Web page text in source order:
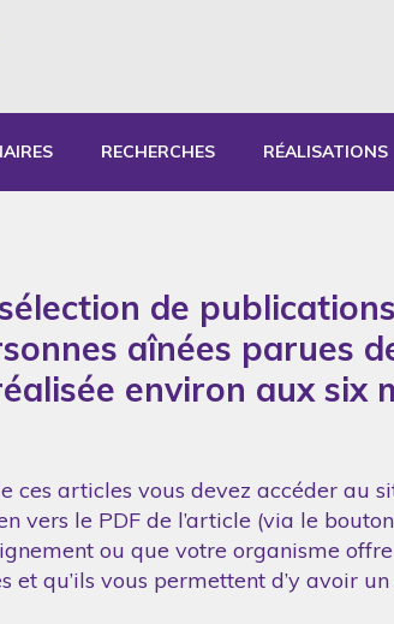
RECHERCHES RÉALISATIONS
SYNTHÈSE
de
aînées parues
environ aux six
articles vous devez accéder au
vers le PDF de l’article (via le
ou que votre organisme
et qu’ils vous permettent d’y avoir